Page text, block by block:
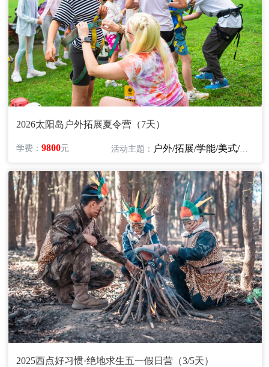
2026太阳岛户外拓展夏令营（7天）
学费：9800元 活动主题： 户外/拓展/学能/美式/英语
2025西点好习惯·绝地求生五一假日营（3/5天）